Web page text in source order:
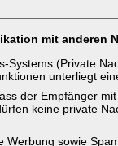
mit anderen
Systems (Private
unterliegt
der Empfänger
keine private
Werbung sowie